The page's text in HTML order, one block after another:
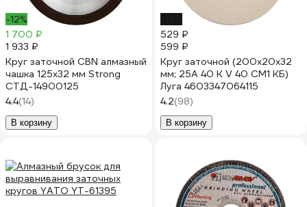
-12%
1 700 ₽
1 933 ₽
Круг заточной CBN алмазный
чашка 125х32 мм Strong
СТД-14900125
4.4(14)
В корзину
529 ₽
599 ₽
Круг заточной (200х20х32
мм; 25А 40 K V 40 СМ1 КБ)
Луга 4603347064115
4.2(98)
В корзину